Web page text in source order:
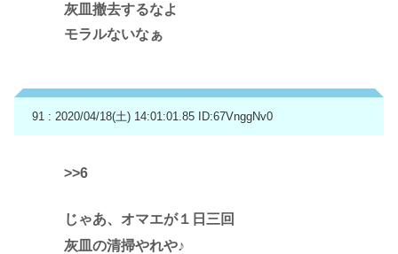
灰皿撤去するなよ
モラルないなぁ
91 : 2020/04/18(土) 14:01:01.85 ID:67VnggNv0
>>6
じゃあ、オマエが１日三回
灰皿の清掃やれや♪